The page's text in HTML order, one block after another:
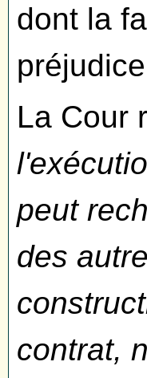
dont la
La Cour
peut
des
contrat,